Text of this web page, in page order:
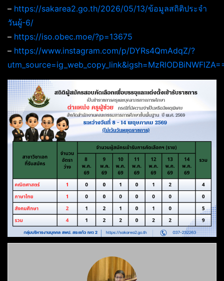
– https://sakarea2.go.th/2026/05/13/ข้อมูลสถิติประจำ
วันผู้-6/
– https://iso.obec.moe/?p=13675
– https://www.instagram.com/p/DYRs4QmAdqZ/?